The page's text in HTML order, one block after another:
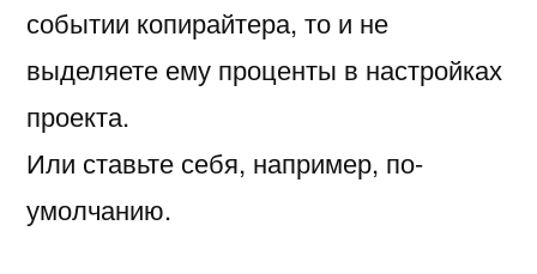
событии копирайтера, то и не
выделяете ему проценты в настройках
проекта.
Или ставьте себя, например, по-
умолчанию.